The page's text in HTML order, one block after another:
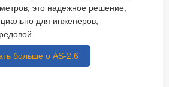
это надежное решение,
для инженеров,
больше о AS-2.6